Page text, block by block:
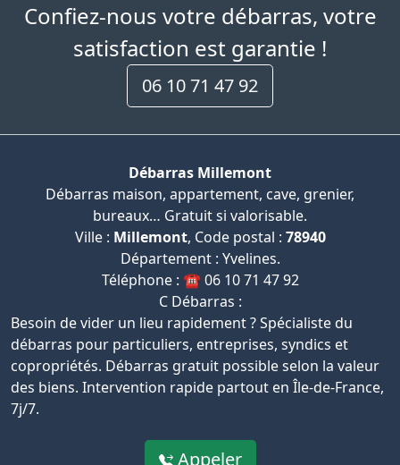
Confiez-nous votre débarras, votre
satisfaction est garantie !
06 10 71 47 92
Débarras Millemont
Débarras maison, appartement, cave, grenier,
bureaux… Gratuit si valorisable.
Ville : Millemont, Code postal : 78940
Département : Yvelines.
Téléphone : ☎️ 06 10 71 47 92
C Débarras :
Besoin de vider un lieu rapidement ? Spécialiste du
débarras pour particuliers, entreprises, syndics et
copropriétés. Débarras gratuit possible selon la valeur
des biens. Intervention rapide partout en Île-de-France,
7j/7.
Appeler